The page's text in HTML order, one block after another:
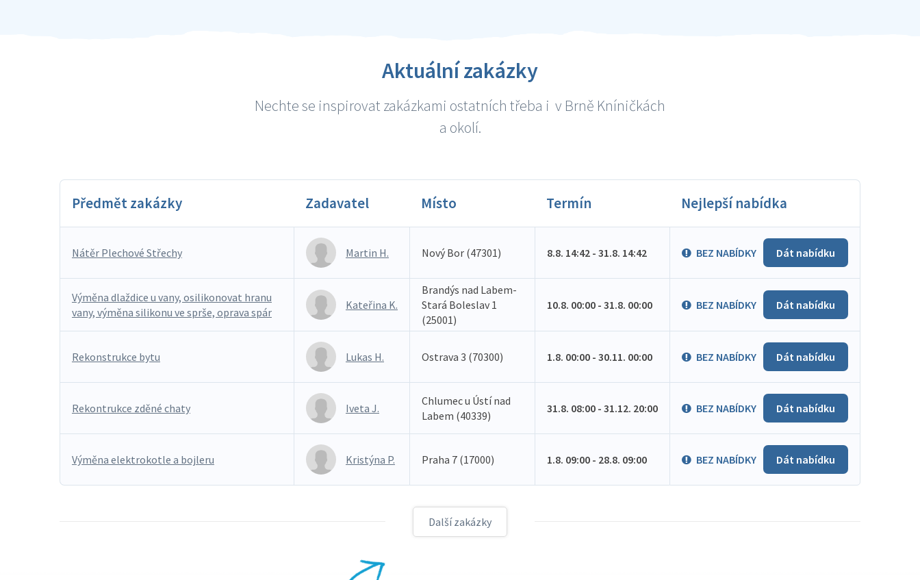
Aktuální zakázky
Nechte se inspirovat zakázkami ostatních třeba i v Brně Kníničkách
a okolí.
Předmět zakázky Zadavatel Místo Termín Nejlepší nabídka
Nátěr Plechové Střechy Martin H. Nový Bor (47301) 8.8. 14:42 - 31.8. 14:42 BEZ NABÍDKY Dát nabídku
Výměna dlaždice u vany, osilikonovat hranu
vany, výměna silikonu ve sprše, oprava spár
Kateřina K.
Brandýs nad Labem-
Stará Boleslav 1
(25001)
10.8. 00:00 - 31.8. 00:00 BEZ NABÍDKY Dát nabídku
Rekonstrukce bytu Lukas H. Ostrava 3 (70300) 1.8. 00:00 - 30.11. 00:00 BEZ NABÍDKY Dát nabídku
Rekontrukce zděné chaty Iveta J.
Chlumec u Ústí nad
Labem (40339)
31.8. 08:00 - 31.12. 20:00 BEZ NABÍDKY Dát nabídku
Výměna elektrokotle a bojleru Kristýna P. Praha 7 (17000) 1.8. 09:00 - 28.8. 09:00 BEZ NABÍDKY Dát nabídku
Další zakázky